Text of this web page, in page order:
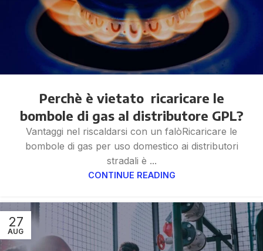
Perchè è vietato ricaricare le
bombole di gas al distributore GPL?
Vantaggi nel riscaldarsi con un falòRicaricare le
bombole di gas per uso domestico ai distributori
stradali è ...
CONTINUE READING
27
AUG